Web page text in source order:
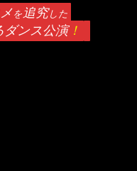
を追究した
ダンス公演！